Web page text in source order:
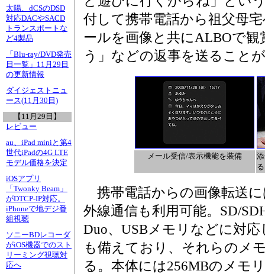
太陽、dCSのDSD
対応DACやSACD
トランスポートな
ど4製品
「Blu-ray/DVD発売
日一覧」11月29日
の更新情報
ダイジェストニュ
ース(11月30日)
【11月29日】
レビュー
au、iPad miniと第4
世代iPadの4G LTE
モデル価格を決定
iOSアプリ
「Twonky Beam」
がDTCP-IP対応。
iPhoneで地デジ番
組視聴
ソニーBDレコーダ
がiOS機器でのスト
リーミング視聴対
応へ
付して携帯電話から祖父母
ールを画像と共にALBOで
う」などの返事を送ること
メール受信/表示機能を装備
携帯電話からの画像転送
外線通信も利用可能。SD/
Duo、USBメモリなどに対
も備えており、それらのメ
る。本体には256MBのメモ